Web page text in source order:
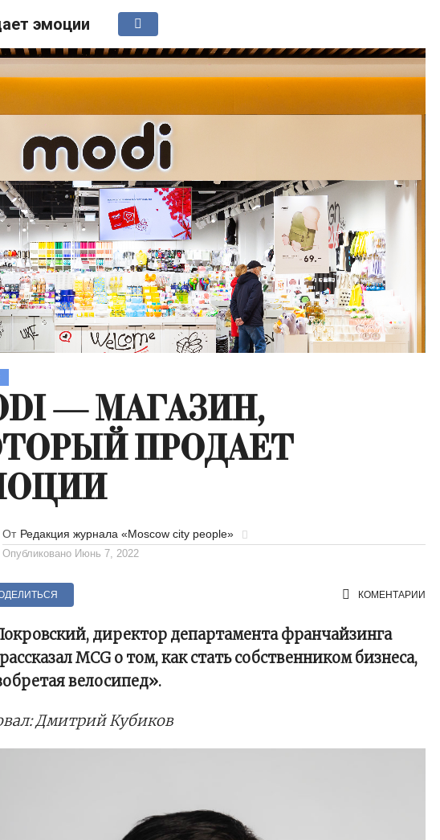
ГЕРОИ СИТИ БИЗНЕС
эмоции
— МАГАЗИН,
ПРОДАЕТ
От Редакция журнала «Moscow city people»
Опубликовано Июнь 7, 2022
КОМЕНТАРИИ
директор департамента франчайзинга
MCG о том, как стать собственником бизнеса,
велосипед».
Дмитрий Кубиков